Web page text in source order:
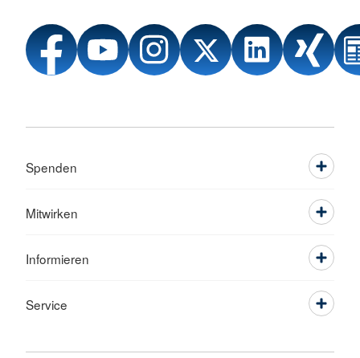
Spenden
Mitwirken
Informieren
Service